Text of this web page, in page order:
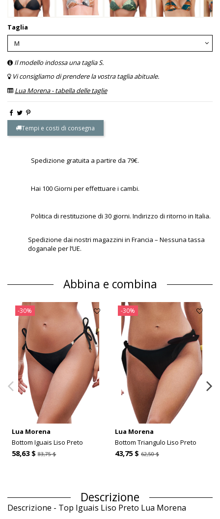
Taglia
Il modello indossa una taglia S.
Vi consigliamo di prendere la vostra taglia abituale.
Lua Morena - tabella delle taglie
Tempi e costi di consegna
Spedizione gratuita a partire da 79€.
Hai 100 Giorni per effettuare i cambi.
Politica di restituzione di 30 giorni. Indirizzo di ritorno in Italia.
Spedizione dai nostri magazzini in Francia – Nessuna tassa
doganale per l’UE.
Abbina e combina
-30%
Lua Morena
Bottom Iguais Liso Preto
58,63 $83,75 $
-30%
Lua Morena
Bottom Triangulo Liso Preto
43,75 $ 62,50 $
Descrizione
Descrizione - Top Iguais Liso Preto Lua Morena